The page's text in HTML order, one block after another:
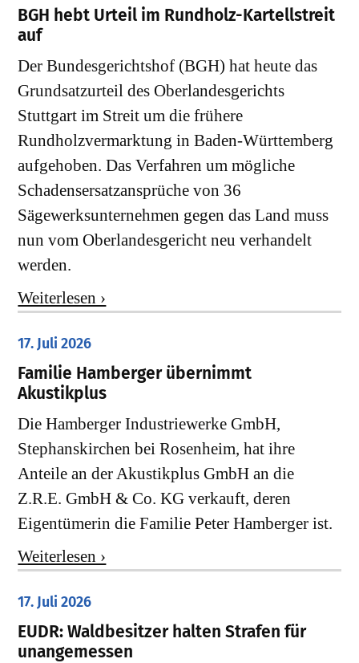
​BGH hebt Urteil im Rundholz-Kartellstreit
auf
Der Bundesgerichtshof (BGH) hat heute das
Grundsatzurteil des Oberlandesgerichts
Stuttgart im Streit um die frühere
Rundholzvermarktung in Baden-Württemberg
aufgehoben. Das Verfahren um mögliche
Schadensersatzansprüche von 36
Sägewerksunternehmen gegen das Land muss
nun vom Oberlandesgericht neu verhandelt
werden.
Weiterlesen ›
17. Juli 2026
Familie Hamberger übernimmt
Akustikplus
Die Hamberger Industriewerke GmbH,
Stephanskirchen bei Rosenheim, hat ihre
Anteile an der Akustikplus GmbH an die
Z.R.E. GmbH & Co. KG verkauft, deren
Eigentümerin die Familie Peter Hamberger ist.
Weiterlesen ›
17. Juli 2026
EUDR: Waldbesitzer halten Strafen für
unangemessen